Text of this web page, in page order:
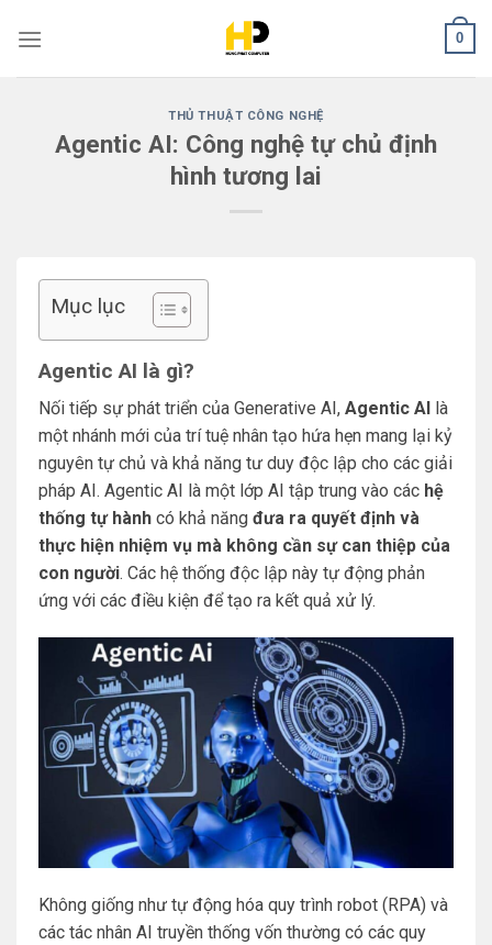
0
THỦ THUẬT CÔNG NGHỆ
Agentic AI: Công nghệ tự chủ định
hình tương lai
Mục lục
Agentic AI là gì?
Nối tiếp sự phát triển của Generative AI, Agentic AI
là
một nhánh mới của trí tuệ nhân tạo hứa hẹn mang lại kỷ
nguyên tự chủ và khả năng tư duy độc lập cho các giải
pháp AI. Agentic AI là một lớp AI tập trung vào các hệ
thống tự hành có khả năng đưa ra quyết định và
thực hiện nhiệm vụ mà không cần sự can thiệp của
con người. Các hệ thống độc lập này tự động phản
ứng với các điều kiện để tạo ra kết quả xử lý.
Không giống như tự động hóa quy trình robot (RPA) và
các tác nhân AI truyền thống vốn thường có các quy